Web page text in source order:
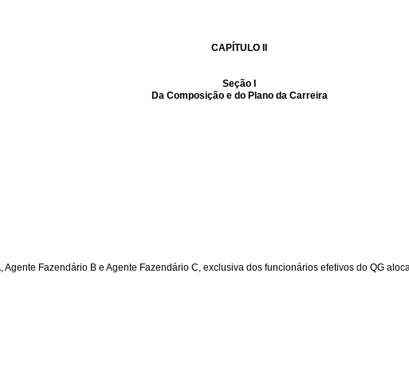
CAPÍTULO II
Seção I
Da Composição e do Plano da Carreira
Agente Fazendário B e Agente Fazendário C, exclusiva dos funcionários efetivos do QG